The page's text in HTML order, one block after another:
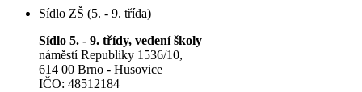
Sídlo ZŠ (5. - 9. třída)
Sídlo 5. - 9. třídy, vedení školy
náměstí Republiky 1536/10,
614 00 Brno - Husovice
IČO: 48512184